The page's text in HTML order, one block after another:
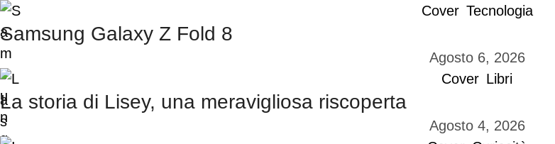
Cover Tecnologia
Samsung Galaxy Z Fold 8
Agosto 6, 2026
Cover Libri
La storia di Lisey, una meravigliosa riscoperta
Agosto 4, 2026